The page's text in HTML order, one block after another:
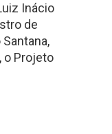
Inácio
de
o Projeto